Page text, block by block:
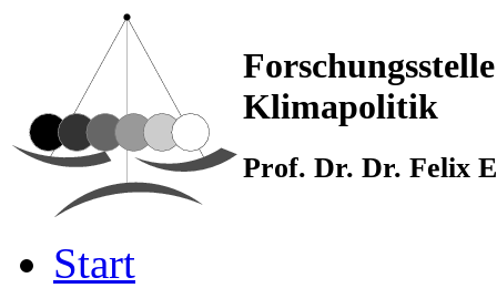
Klimapolitik
Prof. Dr. Dr. Felix
Start